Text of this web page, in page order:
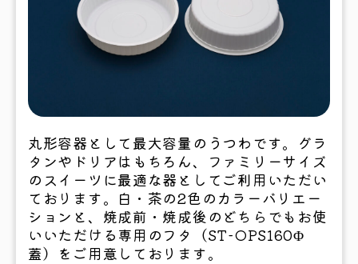
丸形容器として最大容量のうつわです。グラ
タンやドリアはもちろん、ファミリーサイズ
のスイーツに最適な器としてご利用いただい
ております。白・茶の2色のカラーバリエー
ションと、焼成前・焼成後のどちらでもお使
いいただける専用のフタ（ST-OPS160Φ
蓋）をご用意しております。